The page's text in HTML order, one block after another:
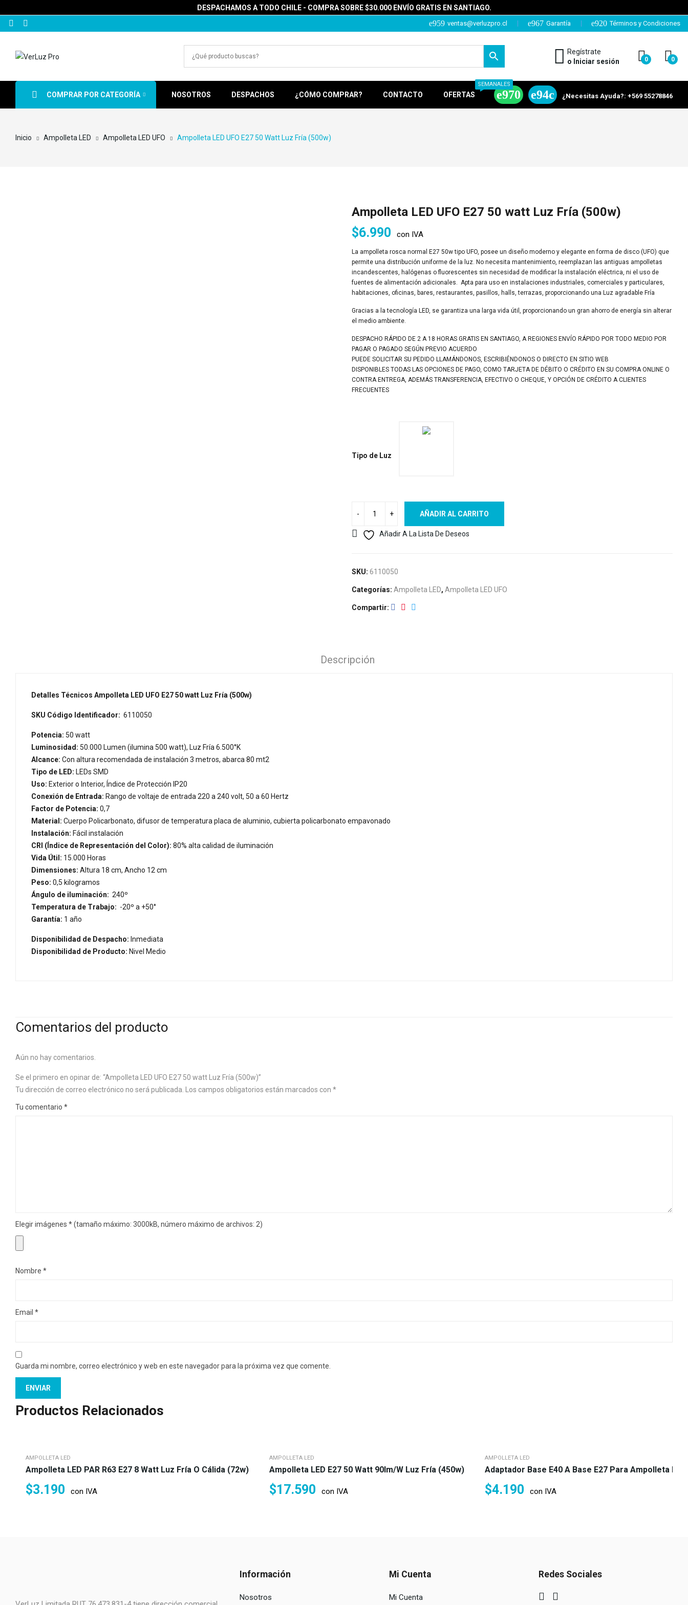
DESPACHAMOS A TODO CHILE - COMPRA SOBRE $30.000 ENVÍO GRATIS EN SANTIAGO.
ventas@verluzpro.cl Garantía Términos y Condiciones
Regístrate
o Iniciar sesión
0 0
COMPRAR POR CATEGORÍA NOSOTROS DESPACHOS ¿CÓMO COMPRAR? CONTACTO OFERTAS
SEMANALES
¿Necesitas Ayuda?: +569 55278846
Inicio Ampolleta LED Ampolleta LED UFO Ampolleta LED UFO E27 50 Watt Luz Fría (500w)
Ampolleta LED UFO E27 50 watt Luz Fría (500w)
$6.990 con IVA
La ampolleta rosca normal E27 50w tipo UFO, posee un diseño moderno y elegante en forma de disco (UFO) que
permite una distribución uniforme de la luz. No necesita mantenimiento, reemplazan las antiguas ampolletas
incandescentes, halógenas o fluorescentes sin necesidad de modificar la instalación eléctrica, ni el uso de
fuentes de alimentación adicionales. Apta para uso en instalaciones industriales, comerciales y particulares,
habitaciones, oficinas, bares, restaurantes, pasillos, halls, terrazas, proporcionando una Luz agradable Fría
Gracias a la tecnología LED, se garantiza una larga vida útil, proporcionando un gran ahorro de energía sin alterar
el medio ambiente.
DESPACHO RÁPIDO DE 2 A 18 HORAS GRATIS EN SANTIAGO, A REGIONES ENVÍO RÁPIDO POR TODO MEDIO POR
PAGAR O PAGADO SEGÚN PREVIO ACUERDO
PUEDE SOLICITAR SU PEDIDO LLAMÁNDONOS, ESCRIBIÉNDONOS O DIRECTO EN SITIO WEB
DISPONIBLES TODAS LAS OPCIONES DE PAGO, COMO TARJETA DE DÉBITO O CRÉDITO EN SU COMPRA ONLINE O
CONTRA ENTREGA, ADEMÁS TRANSFERENCIA, EFECTIVO O CHEQUE, Y OPCIÓN DE CRÉDITO A CLIENTES
FRECUENTES
Tipo de Luz
AÑADIR AL CARRITO
Añadir A La Lista De Deseos
SKU: 6110050
Categorías: Ampolleta LED, Ampolleta LED UFO
Compartir
Descripción
Detalles Técnicos Ampolleta LED UFO E27 50 watt Luz Fría (500w)
SKU Código Identificador: 6110050
Potencia: 50 watt
Luminosidad: 50.000 Lumen (ilumina 500 watt), Luz Fría 6.500°K
Alcance: Con altura recomendada de instalación 3 metros, abarca 80 mt2
Tipo de LED: LEDs SMD
Uso: Exterior o Interior, Índice de Protección IP20
Conexión de Entrada: Rango de voltaje de entrada 220 a 240 volt, 50 a 60 Hertz
Factor de Potencia: 0,7
Material: Cuerpo Policarbonato, difusor de temperatura placa de aluminio, cubierta policarbonato empavonado
Instalación: Fácil instalación
CRI (Índice de Representación del Color): 80% alta calidad de iluminación
Vida Útil: 15.000 Horas
Dimensiones: Altura 18 cm, Ancho 12 cm
Peso: 0,5 kilogramos
Ángulo de iluminación: 240º
Temperatura de Trabajo: -20º a +50°
Garantía: 1 año
Disponibilidad de Despacho: Inmediata
Disponibilidad de Producto: Nivel Medio
Comentarios del producto
Aún no hay comentarios.
Se el primero en opinar de: “Ampolleta LED UFO E27 50 watt Luz Fría (500w)”
Tu dirección de correo electrónico no será publicada.
Los campos obligatorios están marcados con *
Tu comentario *
Elegir imágenes *(tamaño máximo: 3000kB, número máximo de archivos: 2)
Nombre *
Email *
Guarda mi nombre, correo electrónico y web en este navegador para la próxima vez que comente.
Productos Relacionados
AMPOLLETA LED
Ampolleta LED PAR R63 E27 8 Watt Luz Fría O Cálida (72w)
$3.190 con IVA
AMPOLLETA LED
Ampolleta LED E27 50 Watt 90lm/w Luz Fría (450w)
$17.590 con IVA
AMPOLLETA LED
Adaptador Base E40 A Base E27 Para Ampolleta LED
$4.190 con IVA
Información
Nosotros
Mi Cuenta
Mi Cuenta
Redes Sociales